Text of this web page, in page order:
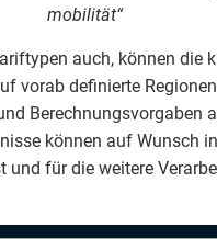
mo­bi­li­tät“
auch, kön­nen die
vor­ab defi­nier­te
Berech­nungs­vor­ga­ben
kön­nen auf Wunsch
und für die wei­te­re